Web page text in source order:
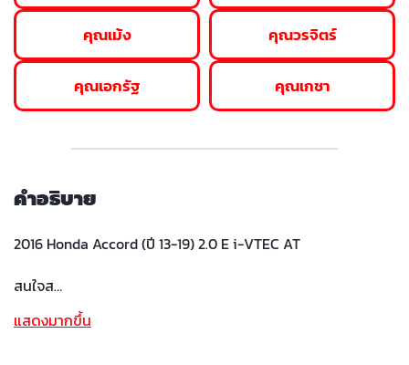
คุณเม้ง
คุณเอกรัฐ
คุณวรจิตร์
คุณเกชา
คำอธิบาย
2016 Honda Accord (ปี 13-19) 2.0 E i-VTEC AT
สนใจส…
แสดงมากขึ้น